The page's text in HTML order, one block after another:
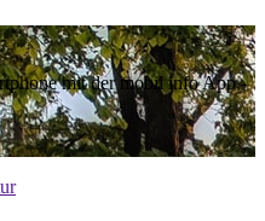
mit der mobil info App -